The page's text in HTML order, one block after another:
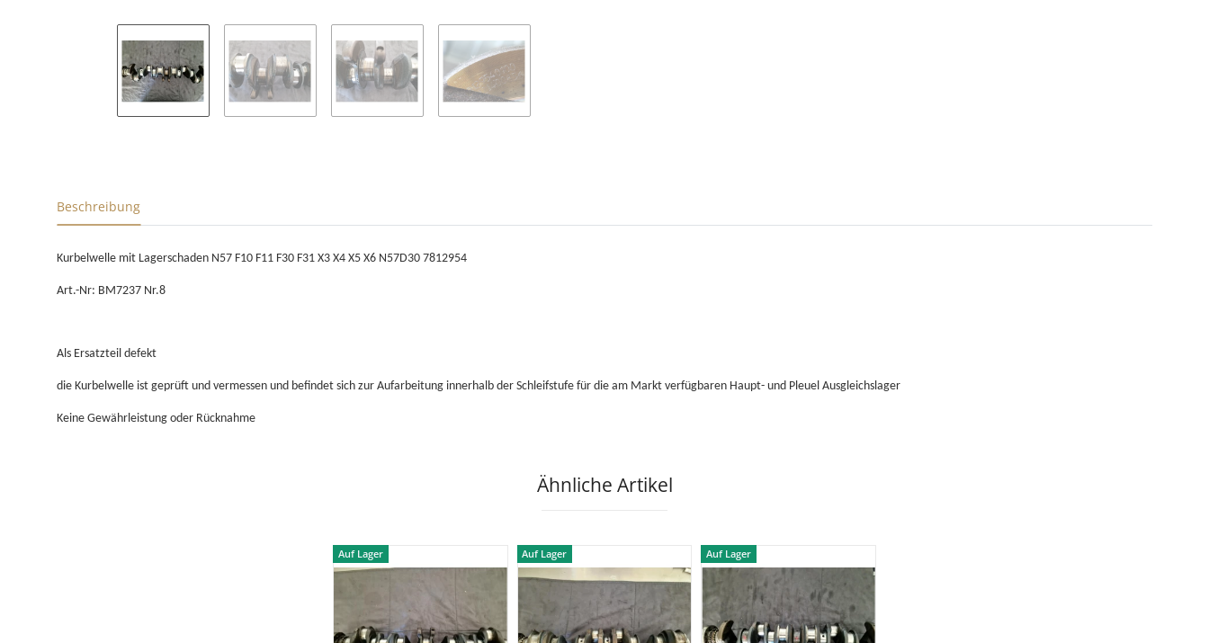
Beschreibung
Kurbelwelle mit Lagerschaden N57 F10 F11 F30 F31 X3 X4 X5 X6 N57D30 7812954
Art.-Nr: BM7237 Nr.8
Als Ersatzteil defekt
die Kurbelwelle ist geprüft und vermessen und befindet sich zur Aufarbeitung innerhalb der Schleifstufe für die am Markt verfügbaren Haupt- und Pleuel Ausgleichslager
Keine Gewährleistung oder Rücknahme
Ähnliche Artikel
Auf Lager Auf Lager Auf Lager